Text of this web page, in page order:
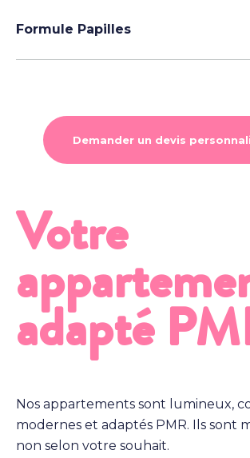
Formule Papilles
Demander un devis
Votre
adapté
Nos appartements sont lumineux,
modernes et adaptés PMR. Ils sont
non selon votre souhait.